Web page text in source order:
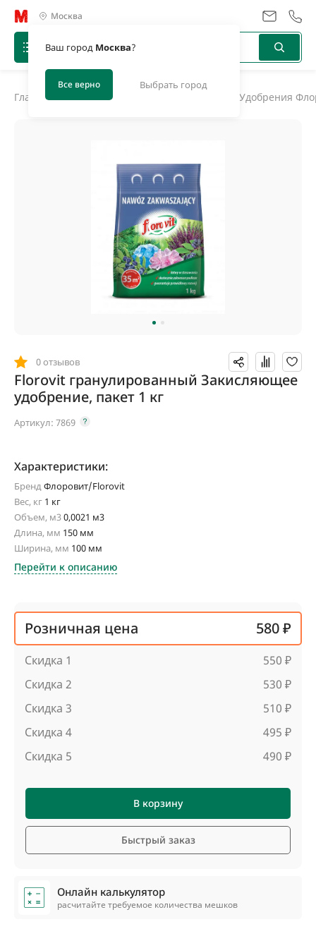
Москва
Ваш город Москва?
Все верно Выбрать город
Главная Удобрения, биоактиваторы Удобрения
0 отзывов
Florovit гранулированный Закисляющее
удобрение, пакет 1 кг
Артикул: 7869
Характеристики:
БрендФлоровит/Florovit
Вес, кг 1 кг
Объем, м30,0021 м3
Длина, мм 150 мм
Ширина, мм 100 мм
Перейти к описанию
Розничная цена 580 ₽
Скидка 1
550 ₽
Скидка 2
530 ₽
Скидка 3
510 ₽
Скидка 4
495 ₽
Скидка 5
490 ₽
В корзину
Быстрый заказ
Онлайн калькулятор
расчитайте требуемое количества мешков